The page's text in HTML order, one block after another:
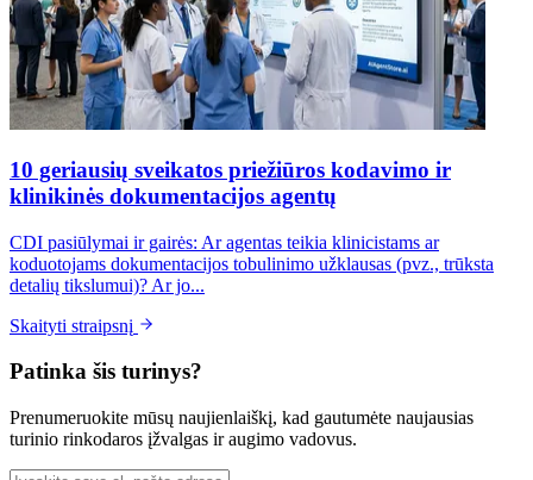
10 geriausių sveikatos priežiūros kodavimo ir
klinikinės dokumentacijos agentų
CDI pasiūlymai ir gairės: Ar agentas teikia klinicistams ar
koduotojams dokumentacijos tobulinimo užklausas (pvz., trūksta
detalių tikslumui)? Ar jo...
Skaityti straipsnį
Patinka šis turinys?
Prenumeruokite mūsų naujienlaiškį, kad gautumėte naujausias
turinio rinkodaros įžvalgas ir augimo vadovus.